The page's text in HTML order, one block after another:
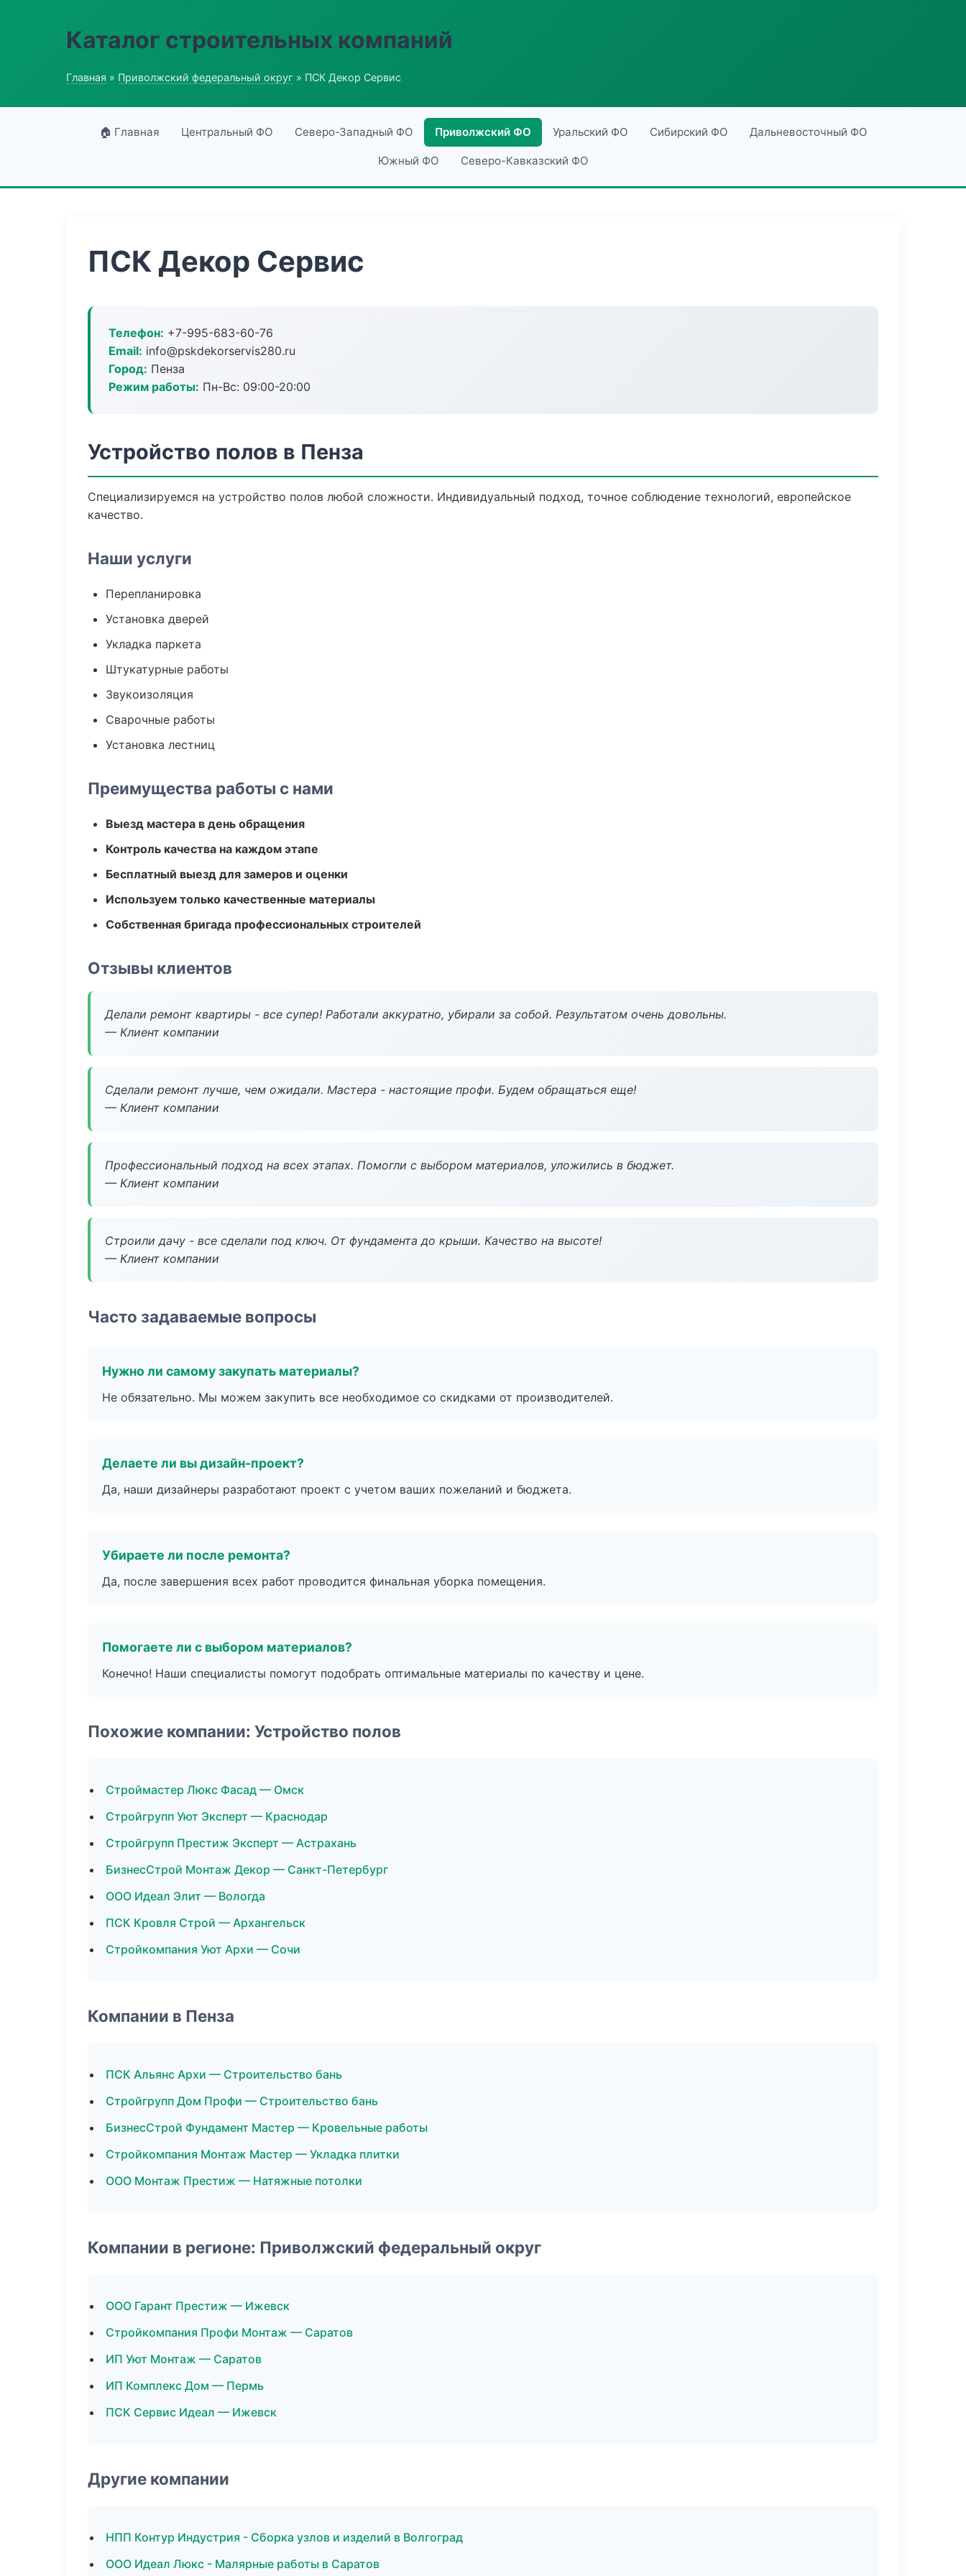
Каталог строительных компаний
Главная » Приволжский федеральный округ » ПСК Декор Сервис
🏠 Главная Центральный ФО Северо-Западный ФО Приволжский ФО Уральский ФО Сибирский ФО Дальневосточный ФО
Южный ФО Северо-Кавказский ФО
ПСК Декор Сервис
Телефон: +7-995-683-60-76
Email: info@pskdekorservis280.ru
Город: Пенза
Режим работы: Пн-Вс: 09:00-20:00
Устройство полов в Пенза
Специализируемся на устройство полов любой сложности. Индивидуальный подход, точное соблюдение технологий, европейское
качество.
Наши услуги
Перепланировка
Установка дверей
Укладка паркета
Штукатурные работы
Звукоизоляция
Сварочные работы
Установка лестниц
Преимущества работы с нами
Выезд мастера в день обращения
Контроль качества на каждом этапе
Бесплатный выезд для замеров и оценки
Используем только качественные материалы
Собственная бригада профессиональных строителей
Отзывы клиентов
Делали ремонт квартиры - все супер! Работали аккуратно, убирали за собой. Результатом очень довольны.
— Клиент компании
Сделали ремонт лучше, чем ожидали. Мастера - настоящие профи. Будем обращаться еще!
— Клиент компании
Профессиональный подход на всех этапах. Помогли с выбором материалов, уложились в бюджет.
— Клиент компании
Строили дачу - все сделали под ключ. От фундамента до крыши. Качество на высоте!
— Клиент компании
Часто задаваемые вопросы
Нужно ли самому закупать материалы?
Не обязательно. Мы можем закупить все необходимое со скидками от производителей.
Делаете ли вы дизайн-проект?
Да, наши дизайнеры разработают проект с учетом ваших пожеланий и бюджета.
Убираете ли после ремонта?
Да, после завершения всех работ проводится финальная уборка помещения.
Помогаете ли с выбором материалов?
Конечно! Наши специалисты помогут подобрать оптимальные материалы по качеству и цене.
Похожие компании: Устройство полов
Строймастер Люкс Фасад — Омск
Стройгрупп Уют Эксперт — Краснодар
Стройгрупп Престиж Эксперт — Астрахань
БизнесСтрой Монтаж Декор — Санкт-Петербург
ООО Идеал Элит — Вологда
ПСК Кровля Строй — Архангельск
Стройкомпания Уют Архи — Сочи
Компании в Пенза
ПСК Альянс Архи — Строительство бань
Стройгрупп Дом Профи — Строительство бань
БизнесСтрой Фундамент Мастер — Кровельные работы
Стройкомпания Монтаж Мастер — Укладка плитки
ООО Монтаж Престиж — Натяжные потолки
Компании в регионе: Приволжский федеральный округ
ООО Гарант Престиж — Ижевск
Стройкомпания Профи Монтаж — Саратов
ИП Уют Монтаж — Саратов
ИП Комплекс Дом — Пермь
ПСК Сервис Идеал — Ижевск
Другие компании
НПП Контур Индустрия - Сборка узлов и изделий в Волгоград
ООО Идеал Люкс - Малярные работы в Саратов